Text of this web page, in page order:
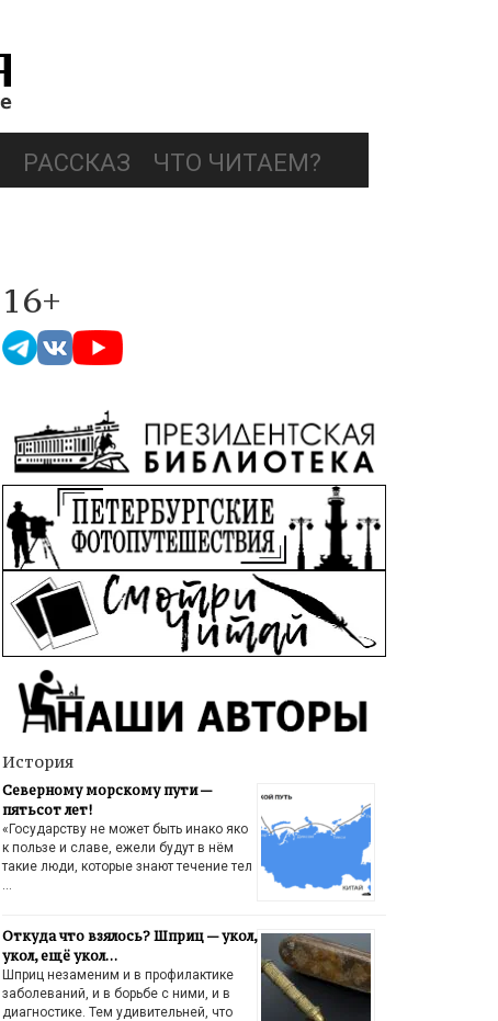
РАССКАЗ ЧТО ЧИТАЕМ?
16+
История
Северному морскому пути —
пятьсот лет!
«Государству не может быть инако яко
к пользе и славе, ежели будут в нём
такие люди, которые знают течение тел
Откуда что взялось? Шприц — укол,
укол, ещё укол…
Шприц незаменим и в профилактике
заболеваний, и в борьбе с ними, и в
диагностике. Тем удивительней, что